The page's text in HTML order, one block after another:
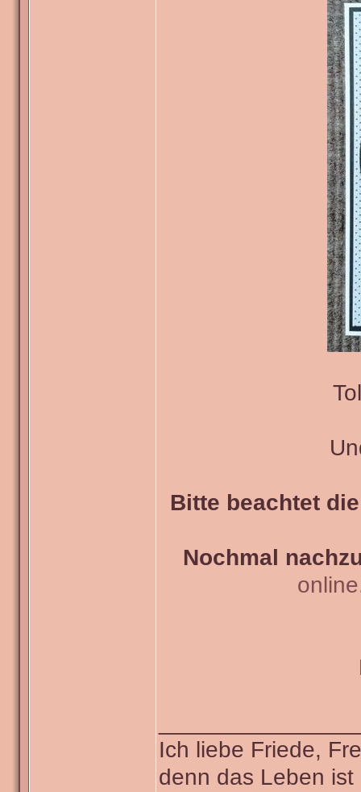
Bitte beachtet
Nochmal
Ich liebe Friede,
denn das Leben